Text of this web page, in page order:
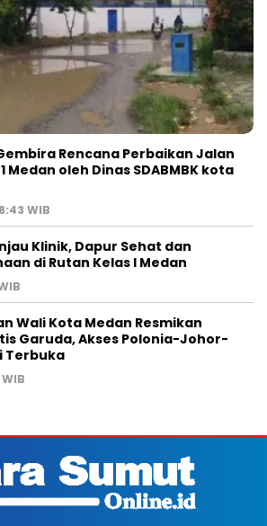
Rencana Perbaikan Jalan
Medan oleh Dinas SDABMBK kota
WIB
Klinik, Dapur Sehat dan
di Rutan Kelas I Medan
Wali Kota Medan Resmikan
Garuda, Akses Polonia-Johor-
Terbuka